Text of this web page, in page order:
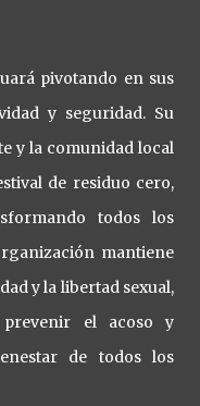
pivotando en sus
y seguridad. Su
y la comunidad local
de residuo cero,
todos los
mantiene
y la libertad sexual,
el acoso y
de todos los